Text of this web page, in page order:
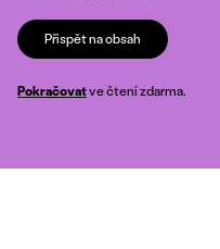
Přispět na obsah
Pokračovatve čtení zdarma.